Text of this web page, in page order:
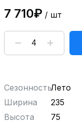
7 710₽/ шт
СезонностьЛето
Ширина
235
Высота
75